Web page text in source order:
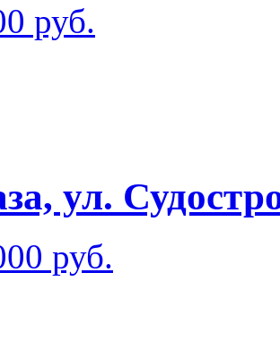
руб.
ул.
руб.